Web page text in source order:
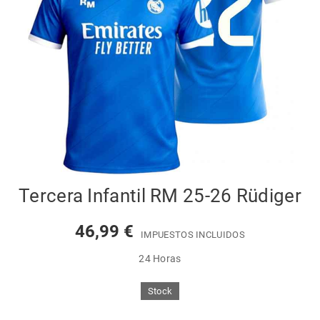
Tercera Infantil RM 25-26 Rüdiger
46,99 € IMPUESTOS INCLUIDOS
24 Horas
Stock